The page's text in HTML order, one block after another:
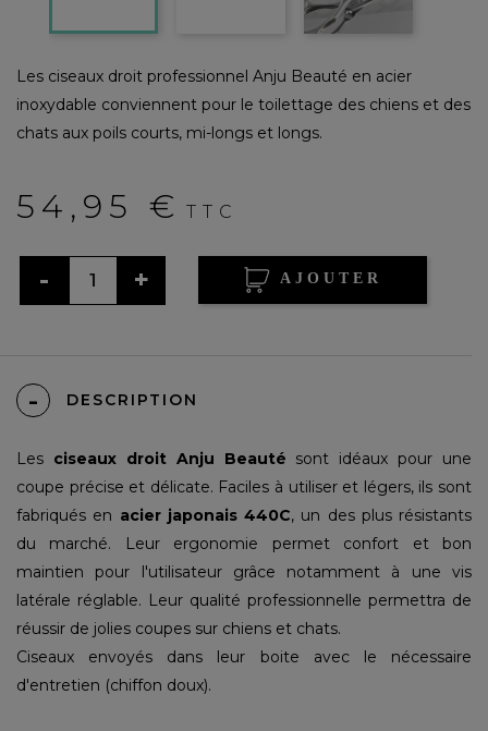
Les ciseaux droit professionnel Anju Beauté en acier
inoxydable conviennent pour le toilettage des chiens et des
chats aux poils courts, mi-longs et longs.
54,95 € TTC
AJOUTER
DESCRIPTION
Les ciseaux droit Anju Beauté sont idéaux pour une
coupe précise et délicate. Faciles à utiliser et légers, ils sont
fabriqués en acier japonais 440C, un des plus résistants
du marché. Leur ergonomie permet confort et bon
maintien pour l'utilisateur grâce notamment à une vis
latérale réglable. Leur qualité professionnelle permettra de
réussir de jolies coupes sur chiens et chats.
Ciseaux envoyés dans leur boite avec le nécessaire
d'entretien (chiffon doux).